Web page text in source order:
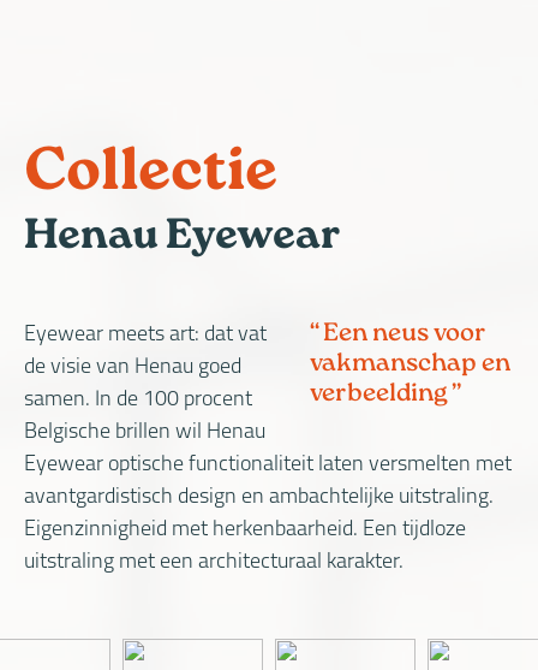
Collectie
Henau Eyewear
Een neus voor
vakmanschap en
verbeelding
Eyewear meets art: dat vat
de visie van Henau goed
samen. In de 100 procent
Belgische brillen wil Henau
Eyewear optische functionaliteit laten versmelten met
avantgardistisch design en ambachtelijke uitstraling.
Eigenzinnigheid met herkenbaarheid. Een tijdloze
uitstraling met een architecturaal karakter.